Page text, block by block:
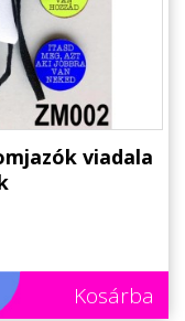
viadala
Kosárba